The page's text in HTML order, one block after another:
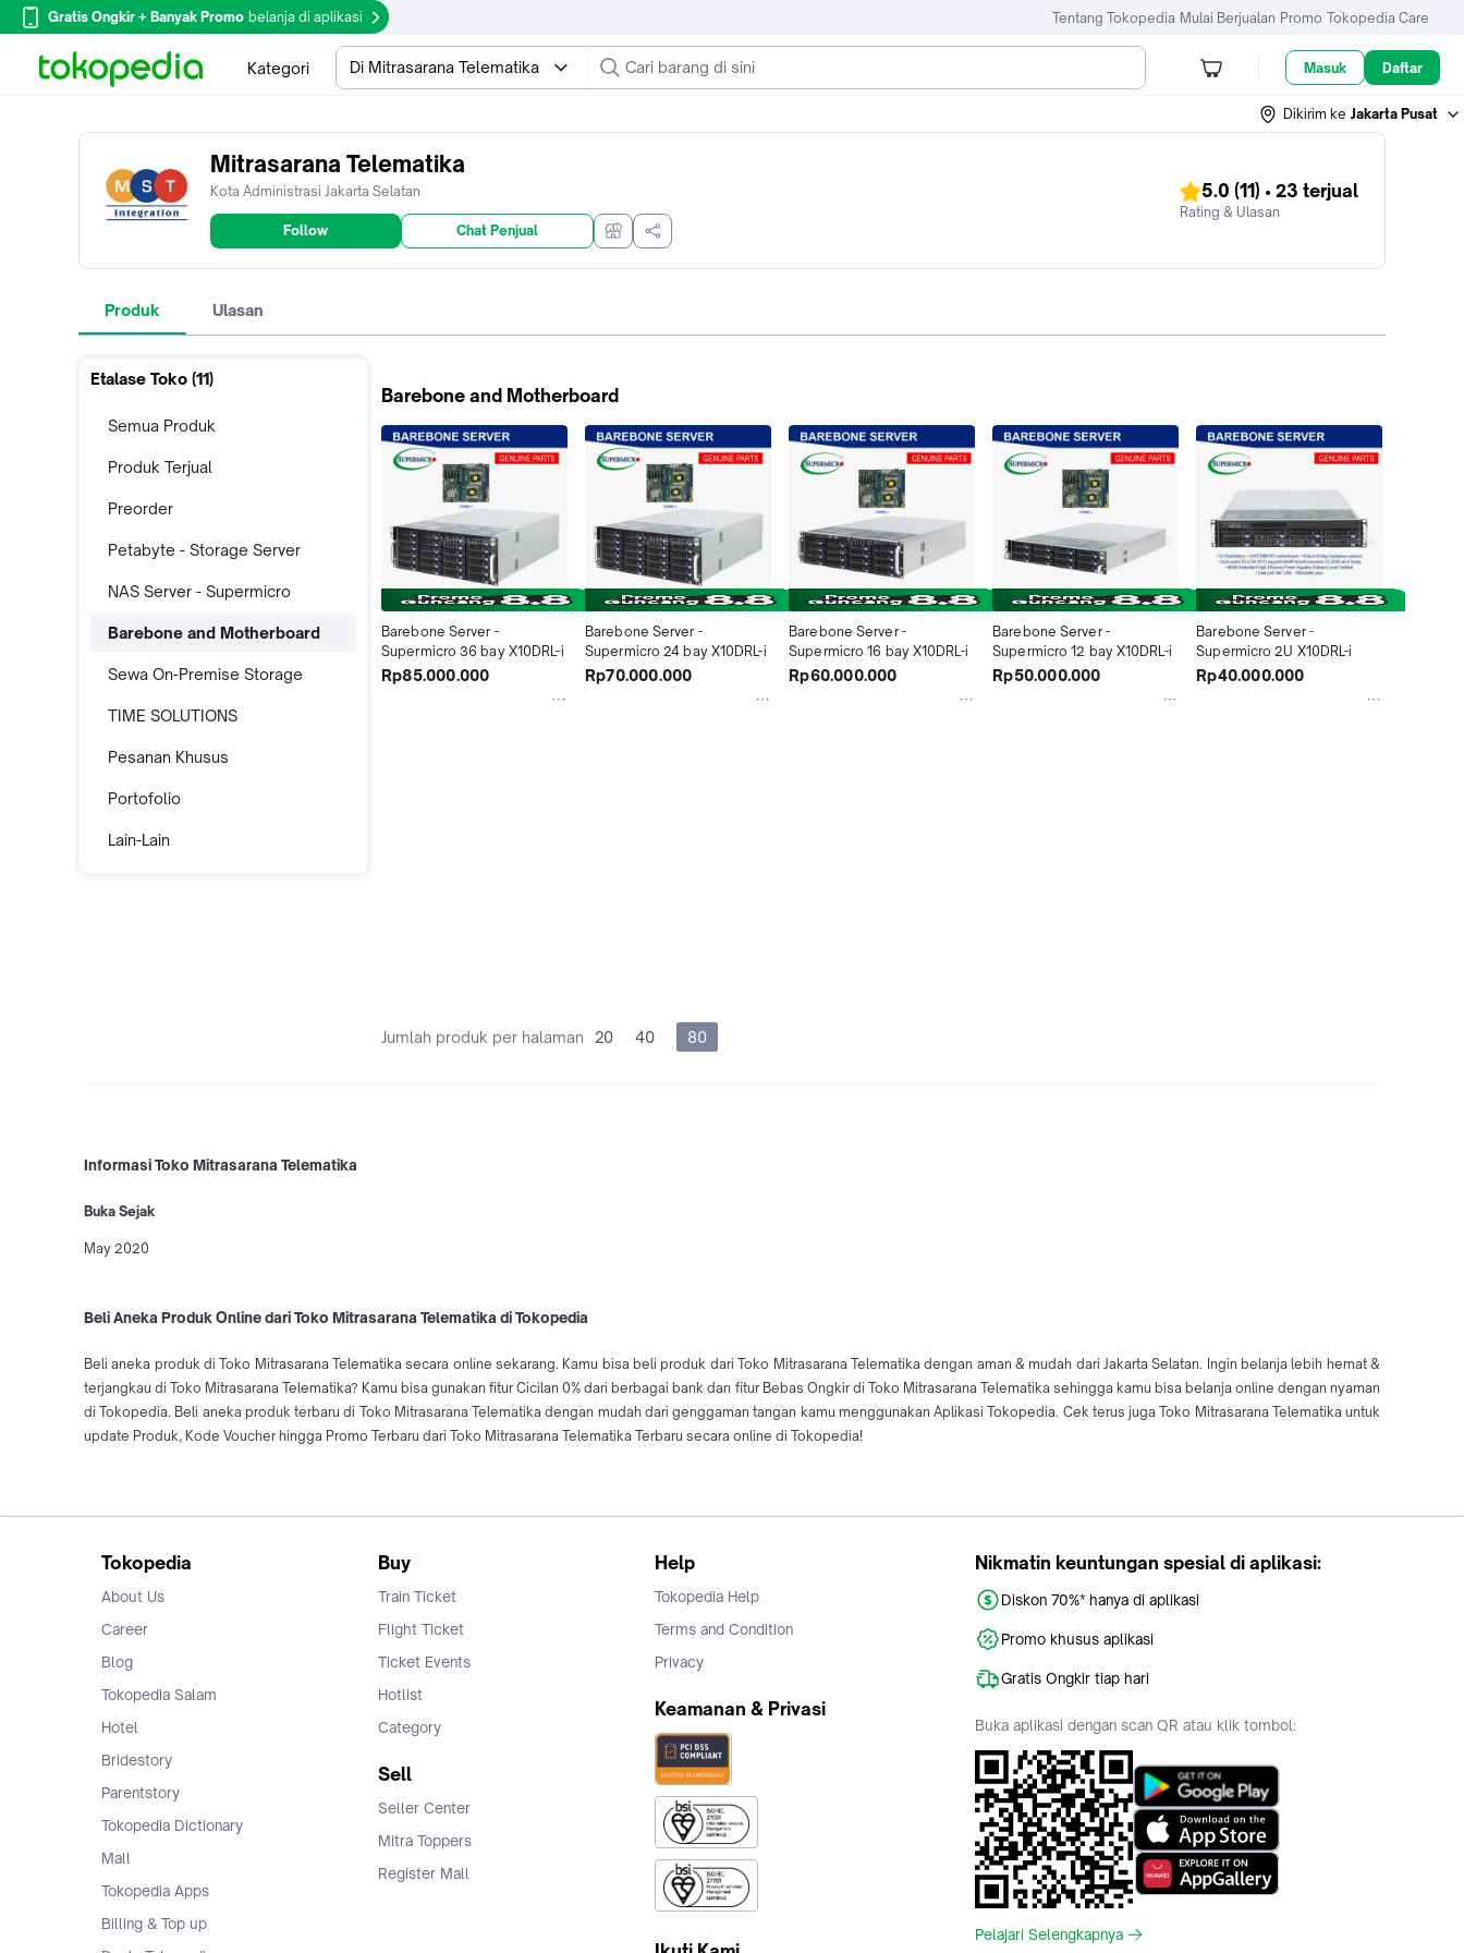
Gratis Ongkir + Banyak Promo belanja di aplikasi Tentang Tokopedia Mulai Berjualan Promo Tokopedia Care
Kategori Di Mitrasarana Telematika Masuk Daftar
Dikirim ke Jakarta Pusat
Mitrasarana Telematika
Kota Administrasi Jakarta Selatan
Follow Chat Penjual
5.0 (11) • 23 terjual
Rating & Ulasan
Produk Ulasan
Etalase Toko (11)
Semua Produk
Produk Terjual
Preorder
Petabyte - Storage Server
NAS Server - Supermicro
Barebone and Motherboard
Sewa On-Premise Storage
TIME SOLUTIONS
Pesanan Khusus
Portofolio
Lain-Lain
Barebone and Motherboard
Barebone Server -
Supermicro 36 bay X10DRL-i
Rp85.000.000
Barebone Server -
Supermicro 24 bay X10DRL-i
Rp70.000.000
Barebone Server -
Supermicro 16 bay X10DRL-i
Rp60.000.000
Barebone Server -
Supermicro 12 bay X10DRL-i
Rp50.000.000
Barebone Server -
Supermicro 2U X10DRL-i
Rp40.000.000
Jumlah produk per halaman 20 40 80
Informasi Toko Mitrasarana Telematika
Buka Sejak
May 2020
Beli Aneka Produk Online dari Toko Mitrasarana Telematika di Tokopedia
Beli aneka produk di Toko Mitrasarana Telematika secara online sekarang. Kamu bisa beli produk dari Toko Mitrasarana Telematika dengan aman & mudah dari Jakarta Selatan. Ingin belanja lebih hemat &
terjangkau di Toko Mitrasarana Telematika? Kamu bisa gunakan fitur Cicilan 0% dari berbagai bank dan fitur Bebas Ongkir di Toko Mitrasarana Telematika sehingga kamu bisa belanja online dengan nyaman
di Tokopedia. Beli aneka produk terbaru di Toko Mitrasarana Telematika dengan mudah dari genggaman tangan kamu menggunakan Aplikasi Tokopedia. Cek terus juga Toko Mitrasarana Telematika untuk
update Produk, Kode Voucher hingga Promo Terbaru dari Toko Mitrasarana Telematika Terbaru secara online di Tokopedia!
Tokopedia
About Us
Career
Blog
Tokopedia Salam
Hotel
Bridestory
Parentstory
Tokopedia Dictionary
Mall
Tokopedia Apps
Billing & Top up
Buy
Train Ticket
Flight Ticket
Ticket Events
Hotlist
Category
Sell
Seller Center
Mitra Toppers
Register Mall
Help
Tokopedia Help
Terms and Condition
Privacy
Keamanan & Privasi
Nikmatin keuntungan spesial di aplikasi:
Diskon 70%* hanya di aplikasi
Promo khusus aplikasi
Gratis Ongkir tiap hari
Buka aplikasi dengan scan QR atau klik tombol:
Pelajari Selengkapnya